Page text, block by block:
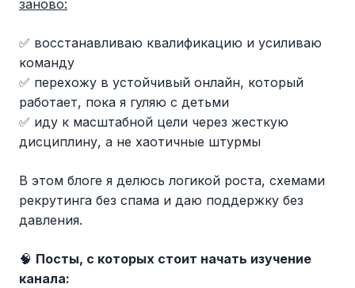
заново:
✅ восстанавливаю квалификацию и усиливаю
команду
✅ перехожу в устойчивый онлайн, который
работает, пока я гуляю с детьми
✅ иду к масштабной цели через жесткую
дисциплину, а не хаотичные штурмы
В этом блоге я делюсь логикой роста, схемами
рекрутинга без спама и даю поддержку без
давления.
🧠 Посты, с которых стоит начать изучение
канала: